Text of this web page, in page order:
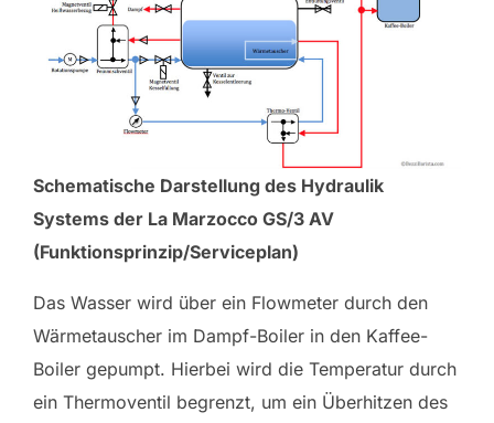
Schematische Darstellung des Hydraulik
Systems der La Marzocco GS/3 AV
(Funktionsprinzip/Serviceplan)
Das Wasser wird über ein Flowmeter durch den
Wärmetauscher im Dampf-Boiler in den Kaffee-
Boiler gepumpt. Hierbei wird die Temperatur durch
ein Thermoventil begrenzt, um ein Überhitzen des